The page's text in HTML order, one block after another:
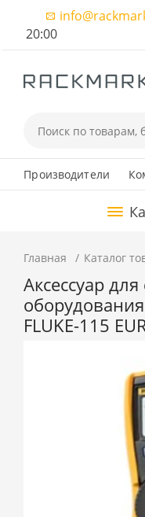
20:00
Производители
Главная Каталог
Аксессуар для
FLUKE-115